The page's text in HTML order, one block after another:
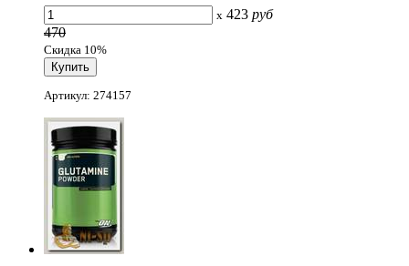
x 423 руб
470
Скидка 10%
Артикул: 274157